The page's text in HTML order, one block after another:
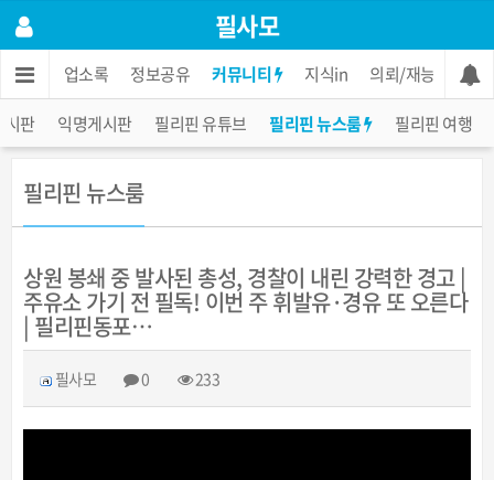
필사모
한인 업소록 정보공유 커뮤니티 지식in 의뢰/재능 장터
시판 익명게시판 필리핀 유튜브 필리핀 뉴스룸 필리핀 여행
필리핀 뉴스룸
상원 봉쇄 중 발사된 총성, 경찰이 내린 강력한 경고 |
주유소 가기 전 필독! 이번 주 휘발유·경유 또 오른다
| 필리핀동포…
필사모 0 233